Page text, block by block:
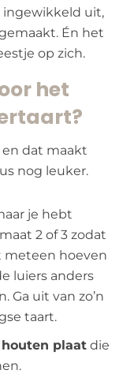
ingewikkeld uit,
Én het
op zich.
het
en dat maakt
nog leuker.
je hebt
2 of 3 zodat
meteen hoeven
luiers anders
Ga uit van zo’n
taart.
plaat die